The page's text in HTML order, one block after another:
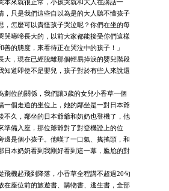
本來就很正常，小孩哭就和大人在講話一
，只是我們這些自以為是的大人聽不懂孩子
，怎麼可以責怪孩子哭泣呢？你們在坐的每
哭啼啼長大的，以前大家都能接受你們這樣
善的態度，來看待正在哭泣中的孩子！」
大，現在已經脫離那個輕易掉淚的嬰兒階段
知道即使不是嬰兒，孩子對於有些人來說還
劃位的關係，我們讓3歲的女兒小香草一個
一個走道的坐位上，她的鄰坐是一對日本爺
不久，鄰坐的日本爺爺和奶奶也登機了，他
準備入座，那位爺爺對了對登機證上的位
邊是個小孩子。他嘆了一口氣、搖搖頭，和
日本奶奶看到我剛好看到這一幕，尷尬的對
飛機起飛到降落，小香草全程講不超過20句
在座位前的旅遊書、購物書、逃生書，全部